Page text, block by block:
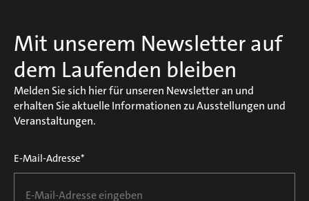
Mit unserem Newsletter auf
dem Laufenden bleiben
Melden Sie sich hier für unseren Newsletter an und
erhalten Sie aktuelle Informationen zu Ausstellungen und
Veranstaltungen.
E-Mail-Adresse*